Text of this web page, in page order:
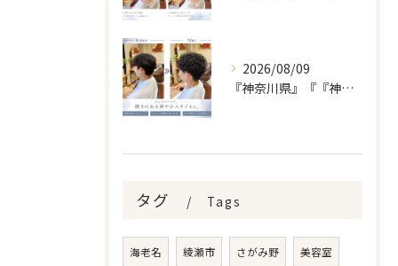
2026/08/09
『神奈川県』『『神奈川県』『綾瀬市』『海老名市』『美容室』
タグ Tags
海老名 綾瀬市 さがみ野 美容室